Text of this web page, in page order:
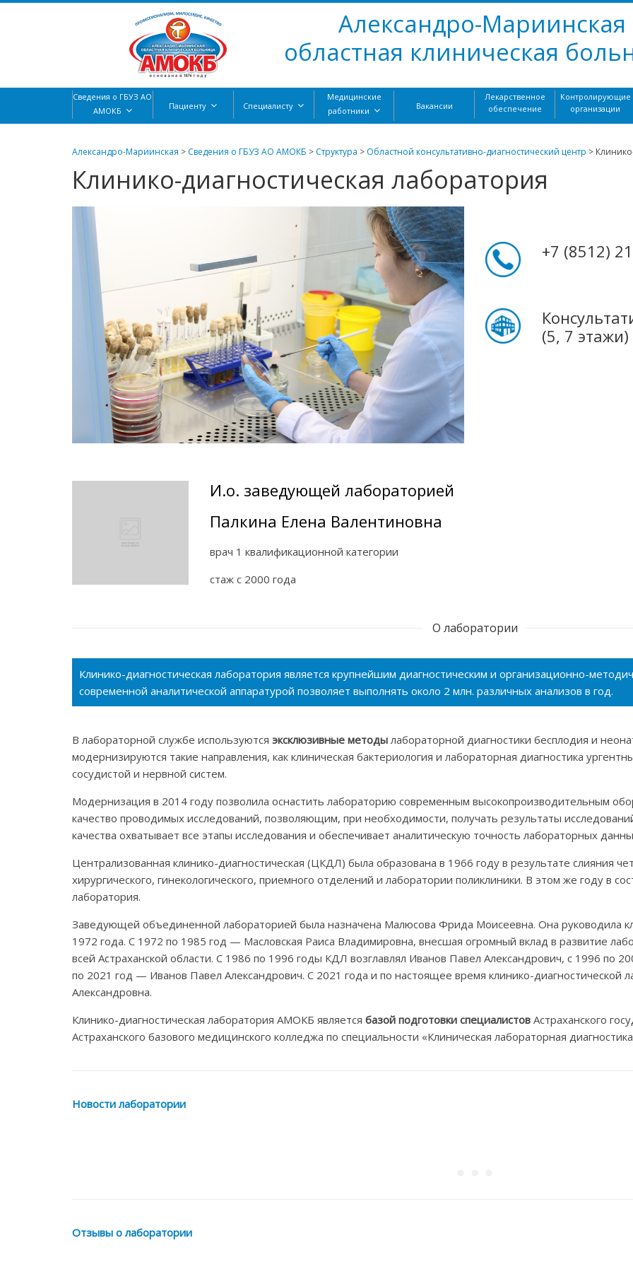
Александро-Мариинская
областная клиническая
Сведения о ГБУЗ АО
АМОКБ
Пациенту Специалисту
Медицинские
работники
Вакансии
Лекарственное
обеспечение
Контролирующие
организации
Александро-Мариинская > Сведения о ГБУЗ АО АМОКБ > Структура > Областной консультативно-диагностический центр >
Клинико-диагностическая лаборатория
+7 (8512)
(5, 7 этажи)
И.о. заведующей лабораторией
Палкина Елена Валентиновна
врач 1 квалификационной категории
стаж с 2000 года
О лаборатории
Клинико-диагностическая лаборатория является крупнейшим диагностическим и организационно-
современной аналитической аппаратурой позволяет выполнять около 2 млн. различных анализов в год.
В лабораторной службе используются эксклюзивные методы лабораторной диагностики бесплодия и
модернизируются такие направления, как клиническая бактериология и лабораторная диагностика
сосудистой и нервной систем.
Модернизация в 2014 году позволила оснастить лабораторию современным высокопроизводительным
качество проводимых исследований, позволяющим, при необходимости, получать результаты
качества охватывает все этапы исследования и обеспечивает аналитическую точность лабораторных
Централизованная клинико-диагностическая (ЦКДЛ) была образована в 1966 году в результате слияния
хирургического, гинекологического, приемного отделений и лаборатории поликлиники. В этом же году в
лаборатория.
Заведующей объединенной лабораторией была назначена Малюсова Фрида Моисеевна. Она руководила
1972 года. С 1972 по 1985 год — Масловская Раиса Владимировна, внесшая огромный вклад в развитие
всей Астраханской области. С 1986 по 1996 годы КДЛ возглавлял Иванов Павел Александрович, с 1996 по
по 2021 год — Иванов Павел Александрович. С 2021 года и по настоящее время клинико-диагностической
Александровна.
Клинико-диагностическая лаборатория АМОКБ является базой подготовки специалистов Астраханского
Астраханского базового медицинского колледжа по специальности «Клиническая лабораторная
Новости лаборатории
Отзывы о лаборатории